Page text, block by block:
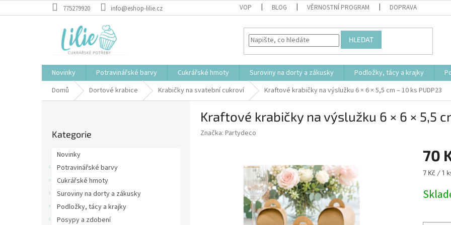
na
775279920 info@eshop-lilie.cz VOP BLOG VĚRNOSTNÍ PROGRAM DOPRAVA
HLEDAT
Novinky Potravinářské barvy Cukrářské hmoty Suroviny na dorty a zákusky Podložky, tácy a krajky
Domů
Dortové krabice Krabičky na svatební cukroví Kraftové krabičky na výslužku 6 × 6 × 5,5 cm – 10 ks PUDP23
kategorie
Kategorie
Novinky
Potravinářské barvy
Cukrářské hmoty
Suroviny na dorty a zákusky
Podložky, tácy a krajky
Posypy a zdobení
Kraftové krabičky na výslužku 6 × 6 × 5,5
Značka: Partydeco
70
Měrná
7 Kč / 1